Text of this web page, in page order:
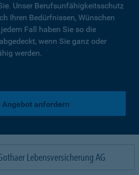
Unser Berufsunfähigkeitsschutz
Ihren Bedürfnissen, Wünschen
Fall haben Sie so die
wenn Sie ganz oder
werden.
Angebot anfordern
Lebensversicherung AG